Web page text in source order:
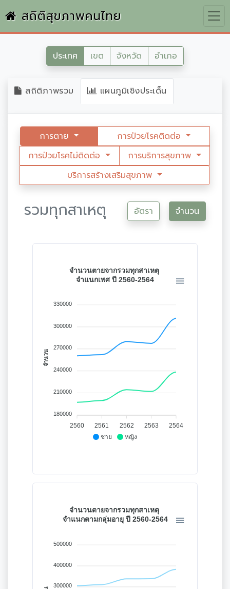
สถิติสุขภาพคนไทย
ประเทศ เขต จังหวัด อำเภอ
สถิติภาพรวม แผนภูมิเชิงประเด็น
การตาย
การป่วยโรคติดต่อ
การป่วยโรคไม่ติดต่อ
การบริการสุขภาพ
บริการสร้างเสริมสุขภาพ
รวมทุกสาเหตุ อัตรา จำนวน